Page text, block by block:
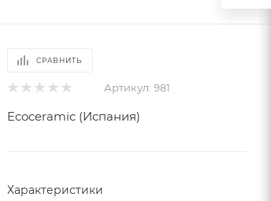
СРАВНИТЬ
Артикул: 981
Ecoceramic (Испания)
Характеристики